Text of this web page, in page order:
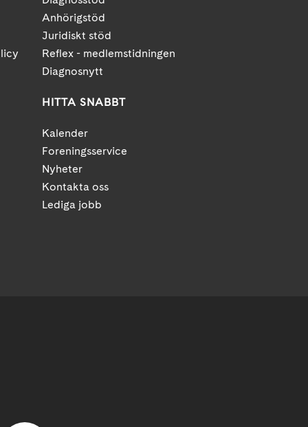
Anhörigstöd
Juridiskt stöd
Reflex - medlemstidningen
Diagnosnytt
HITTA SNABBT
Kalender
Foreningsservice
Nyheter
Kontakta oss
Lediga jobb